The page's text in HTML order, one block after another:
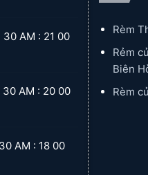
trùng, bụi bẩn hiệu quả
nơi yêu cầu kiểm soát
: 21 00
: 20 00
: 18 00
Rèm
Rẻm
Biên
Rèm